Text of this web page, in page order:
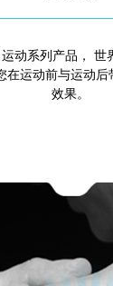
运动系列产品，
在运动前与运动
效果。